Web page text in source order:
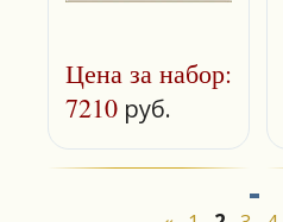
Цена за набор:
7210 руб.